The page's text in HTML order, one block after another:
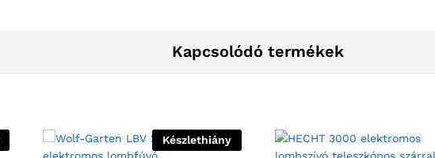
Kapcsolódó termékek
Készlethiány